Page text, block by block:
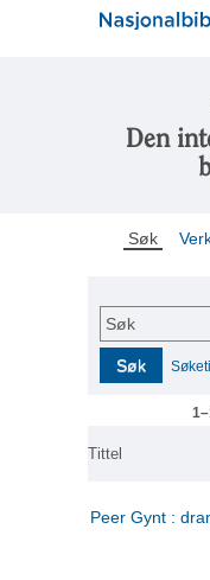
Den
Søk
Søk
Søk
Tittel
Peer Gynt :